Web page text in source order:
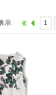
示 1